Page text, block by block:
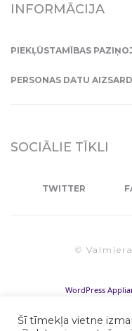
INFORMĀCIJA
PIEKĻŪSTAMĪBAS
PERSONAS DATU
SOCIĀLIE TĪKLI
TWITTER
©
Šī tīmekļa vietne
WordPress